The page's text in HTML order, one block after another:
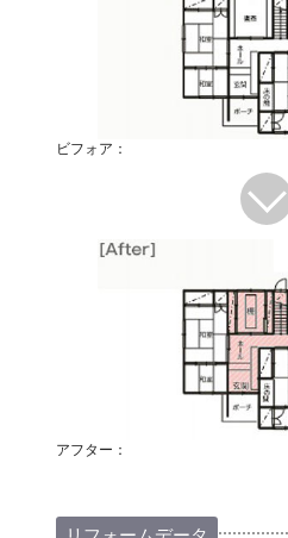
ビフォア：
アフター：